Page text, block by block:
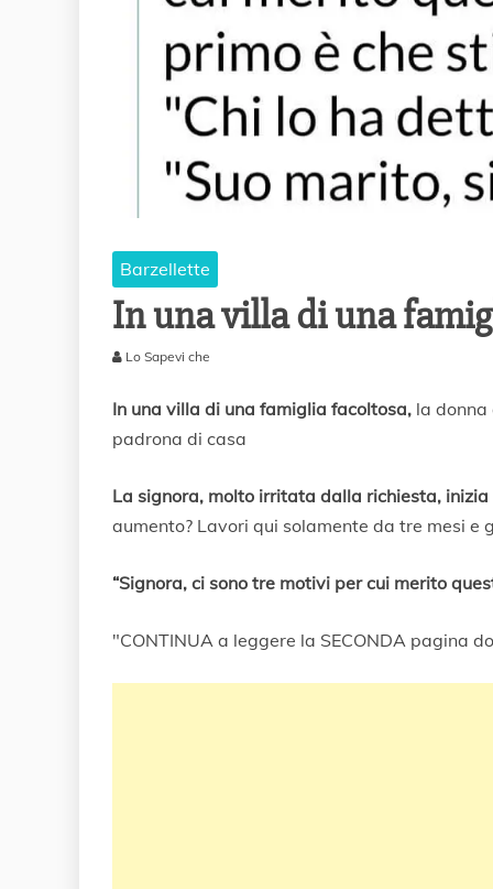
Barzellette
In una villa di una
0
e
n
i
2
8
Lo Sapevi che
In una villa di una famiglia facoltosa, la donna
padrona di casa
La signora, molto irritata dalla richiesta,
aumento? Lavori qui solamente da tre mesi e
“Signora, ci sono tre motivi per cui merito
"CONTINUA a leggere la SECONDA pagina